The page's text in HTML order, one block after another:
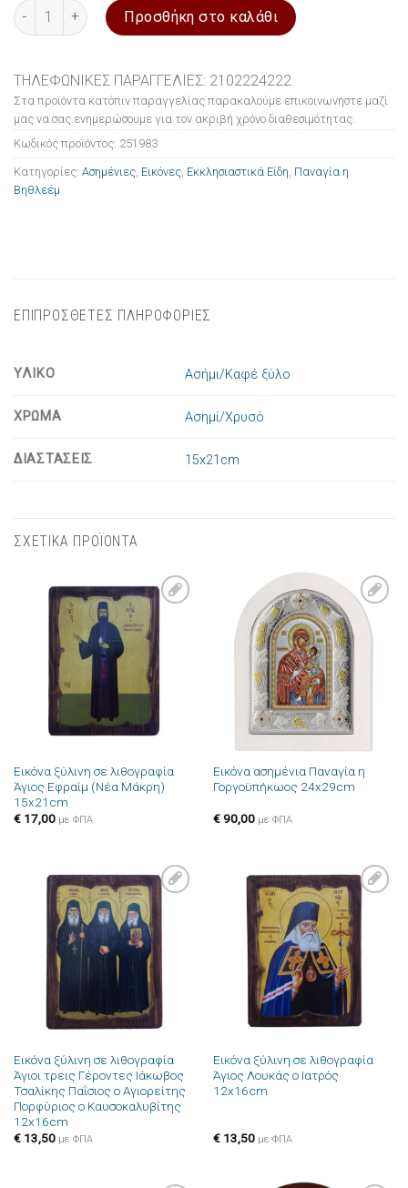
Εικόνα ασημένια Παναγία η Βηθλεέμ 15x21cm ποσότητα
Προσθήκη στο καλάθι
ΤΗΛΕΦΩΝΙΚΕΣ ΠΑΡΑΓΓΕΛΙΕΣ: 2102224222
Στα προϊόντα κατόπιν παραγγελίας παρακαλούμε επικοινωνήστε μαζί
μας να σας ενημερώσουμε για τον ακριβή χρόνο διαθεσιμότητας.
Κωδικός προϊόντος: 251983
Κατηγορίες: Ασημένιες Εικόνες Εκκλησιαστικά Είδη Παναγία η
Βηθλεέμ
ΕΠΙΠΡΟΣΘΕΤΕΣ ΠΛΗΡΟΦΟΡΙΕΣ
ΥΛΙΚΟ Ασήμι/Καφέ ξύλο
ΧΡΩΜΑ Ασημί/Χρυσό
ΔΙΑΣΤΑΣΕΙΣ 15x21cm
ΣΧΕΤΙΚΑ ΠΡΟΪΟΝΤΑ
Πρόσθήκη
στην λίστα
επιθυμιών
Εικόνα ξύλινη σε λιθογραφία
Άγιος Εφραίμ (Νέα Μάκρη)
15x21cm
€17,00 με ΦΠΑ
Πρόσθήκη
στην λίστα
επιθυμιών
Εικόνα ασημένια Παναγία η
Γοργοϋπήκωος 24x29cm
€90,00 με ΦΠΑ
Πρόσθήκη
στην λίστα
επιθυμιών
Εικόνα ξύλινη σε λιθογραφία
Άγιοι τρεις Γέροντες Ιάκωβος
Τσαλίκης Παΐσιος ο Αγιορείτης
Πορφύριος ο Καυσοκαλυβίτης
12x16cm
€13,50 με ΦΠΑ
Πρόσθήκη
στην λίστα
επιθυμιών
Εικόνα ξύλινη σε λιθογραφία
Άγιος Λουκάς ο Ιατρός
12x16cm
€13,50 με ΦΠΑ